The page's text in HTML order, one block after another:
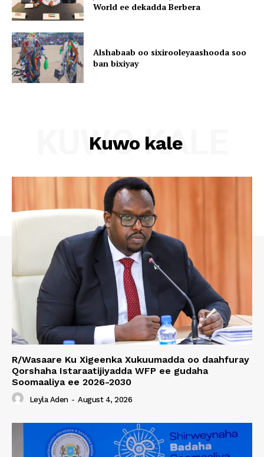
World ee dekadda Berbera
Alshabaab oo sixirooleyaashooda soo
ban bixiyay
Kuwo kale
KUWO KALE
R/Wasaare Ku Xigeenka Xukuumadda oo daahfuray
Qorshaha Istaraatijiyadda WFP ee gudaha
Soomaaliya ee 2026-2030
Leyla Aden - August 4, 2026